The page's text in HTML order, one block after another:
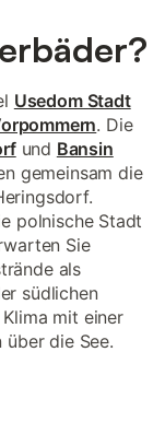
Usedom Stadt
. Die
und Bansin
gemeinsam die
polnische Stadt
Sie
als
südlichen
mit einer
die See.